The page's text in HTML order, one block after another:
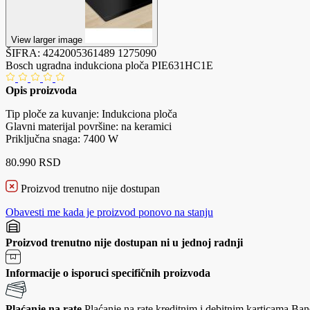
View larger image
ŠIFRA: 4242005361489 1275090
Bosch ugradna indukciona ploča PIE631HC1E
Opis proizvoda
Tip ploče za kuvanje: Indukciona ploča
Glavni materijal površine: na keramici
Priključna snaga: 7400 W
80.990 RSD
Proizvod trenutno nije dostupan
Obavesti me kada je proizvod ponovo na stanju
Proizvod trenutno nije dostupan ni u jednoj radnji
Informacije o isporuci specifičnih proizvoda